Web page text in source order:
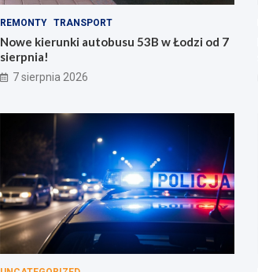
REMONTY TRANSPORT
Nowe kierunki autobusu 53B w Łodzi od 7
sierpnia!
7 sierpnia 2026